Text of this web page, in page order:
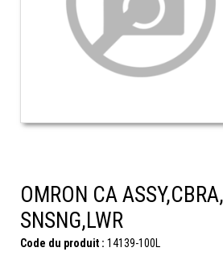
OMRON CA
SNSNG,LWR
Code du produit : 14139-100L